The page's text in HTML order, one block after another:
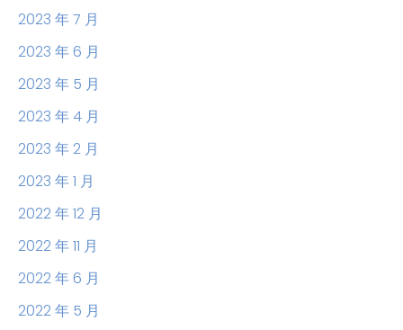
2023 年 7 月
2023 年 6 月
2023 年 5 月
2023 年 4 月
2023 年 2 月
2023 年 1 月
2022 年 12 月
2022 年 11 月
2022 年 6 月
2022 年 5 月